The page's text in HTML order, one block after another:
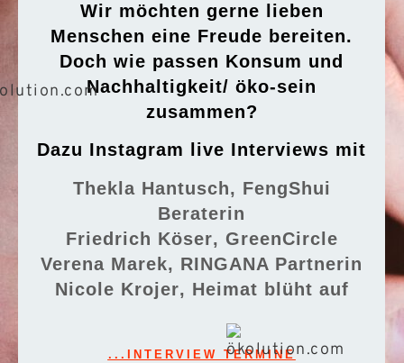
Wir möchten gerne lieben
Menschen eine Freude bereiten.
Doch wie passen Konsum und
Nachhaltigkeit/ öko-sein
zusammen?
Dazu Instagram live Interviews mit
Thekla Hantusch, FengShui
Beraterin
Friedrich Köser, GreenCircle
Verena Marek, RINGANA Partnerin
Nicole Krojer, Heimat blüht auf
...INTERVIEW TERMINE